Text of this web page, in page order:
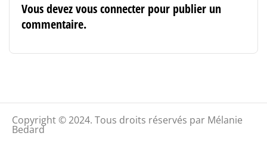
Vous devezvous connecter pour publier un
commentaire.
Copyright © 2024. Tous droits réservés par Mélanie
Bedard